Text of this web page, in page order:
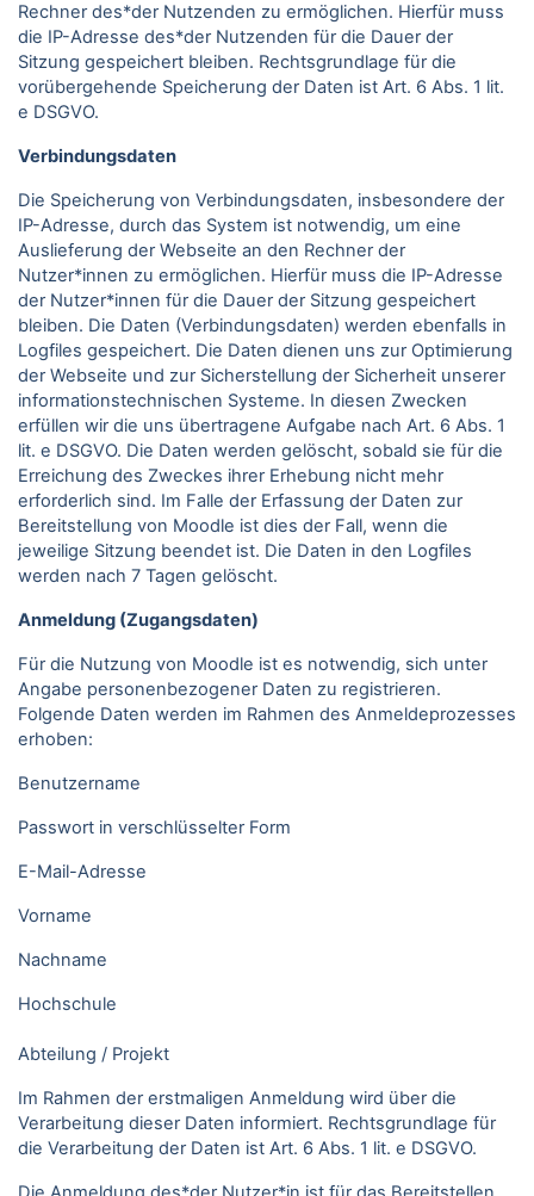
Rechner des*der Nutzenden zu ermöglichen. Hierfür muss
die IP-Adresse des*der Nutzenden für die Dauer der
Sitzung gespeichert bleiben. Rechtsgrundlage für die
vorübergehende Speicherung der Daten ist Art. 6 Abs. 1 lit.
e DSGVO.
Verbindungsdaten
Die Speicherung von Verbindungsdaten, insbesondere der
IP-Adresse, durch das System ist notwendig, um eine
Auslieferung der Webseite an den Rechner der
Nutzer*innen zu ermöglichen. Hierfür muss die IP-Adresse
der Nutzer*innen für die Dauer der Sitzung gespeichert
bleiben. Die Daten (Verbindungsdaten) werden ebenfalls in
Logfiles gespeichert. Die Daten dienen uns zur Optimierung
der Webseite und zur Sicherstellung der Sicherheit unserer
informationstechnischen Systeme. In diesen Zwecken
erfüllen wir die uns übertragene Aufgabe nach Art. 6 Abs. 1
lit. e DSGVO. Die Daten werden gelöscht, sobald sie für die
Erreichung des Zweckes ihrer Erhebung nicht mehr
erforderlich sind. Im Falle der Erfassung der Daten zur
Bereitstellung von Moodle ist dies der Fall, wenn die
jeweilige Sitzung beendet ist. Die Daten in den Logfiles
werden nach 7 Tagen gelöscht.
Anmeldung (Zugangsdaten)
Für die Nutzung von Moodle ist es notwendig, sich unter
Angabe personenbezogener Daten zu registrieren.
Folgende Daten werden im Rahmen des Anmeldeprozesses
erhoben:
Benutzername
Passwort in verschlüsselter Form
E-Mail-Adresse
Vorname
Nachname
Hochschule
Abteilung / Projekt
Im Rahmen der erstmaligen Anmeldung wird über die
Verarbeitung dieser Daten informiert. Rechtsgrundlage für
die Verarbeitung der Daten ist Art. 6 Abs. 1 lit. e DSGVO.